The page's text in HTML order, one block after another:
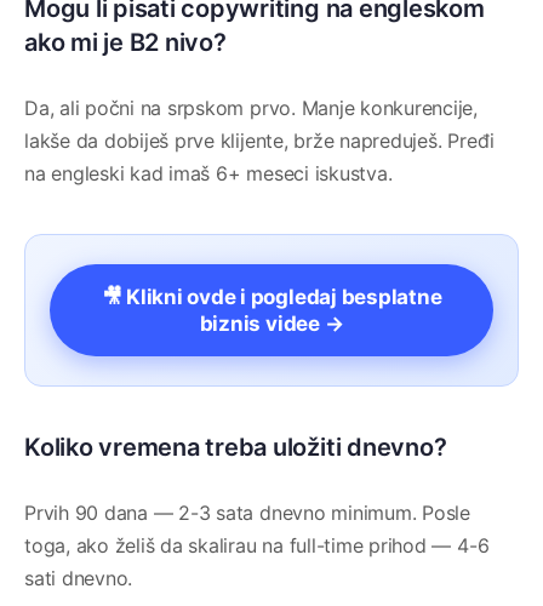
Mogu li pisati copywriting na engleskom
ako mi je B2 nivo?
Da, ali počni na srpskom prvo. Manje konkurencije,
lakše da dobiješ prve klijente, brže napreduješ. Pređi
na engleski kad imaš 6+ meseci iskustva.
🎥 Klikni ovde i pogledaj besplatne
biznis videe →
Koliko vremena treba uložiti dnevno?
Prvih 90 dana — 2-3 sata dnevno minimum. Posle
toga, ako želiš da skalirau na full-time prihod — 4-6
sati dnevno.